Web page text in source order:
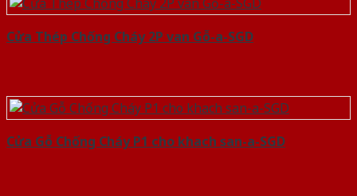
Cửa Thép Chống Cháy 2P van Gỗ-a-SGD
Cửa Gỗ Chống Cháy P1 cho khach san-a-SGD